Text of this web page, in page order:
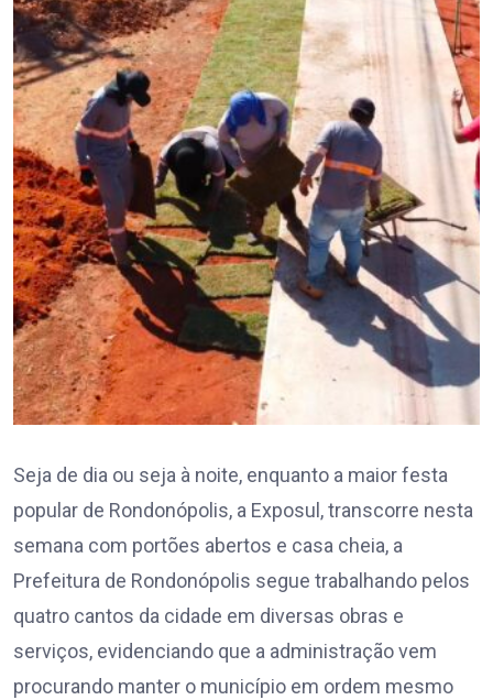
Seja de dia ou seja à noite, enquanto a maior festa
popular de Rondonópolis, a Exposul, transcorre nesta
semana com portões abertos e casa cheia, a
Prefeitura de Rondonópolis segue trabalhando pelos
quatro cantos da cidade em diversas obras e
serviços, evidenciando que a administração vem
procurando manter o município em ordem mesmo